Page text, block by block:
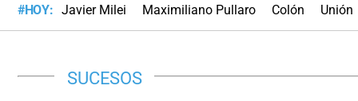
#HOY: Javier Milei Maximiliano Pullaro Colón Unión
SUCESOS